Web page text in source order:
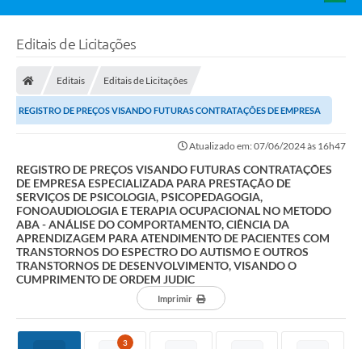
Editais de Licitações
Editais Editais de Licitações
REGISTRO DE PREÇOS VISANDO FUTURAS CONTRATAÇÕES DE EMPRESA
Atualizado em: 07/06/2024 às 16h47
REGISTRO DE PREÇOS VISANDO FUTURAS CONTRATAÇÕES
DE EMPRESA ESPECIALIZADA PARA PRESTAÇÃO DE
SERVIÇOS DE PSICOLOGIA, PSICOPEDAGOGIA,
FONOAUDIOLOGIA E TERAPIA OCUPACIONAL NO METODO
ABA - ANÁLISE DO COMPORTAMENTO, CIÊNCIA DA
APRENDIZAGEM PARA ATENDIMENTO DE PACIENTES COM
TRANSTORNOS DO ESPECTRO DO AUTISMO E OUTROS
TRANSTORNOS DE DESENVOLVIMENTO, VISANDO O
CUMPRIMENTO DE ORDEM JUDIC
Imprimir
3